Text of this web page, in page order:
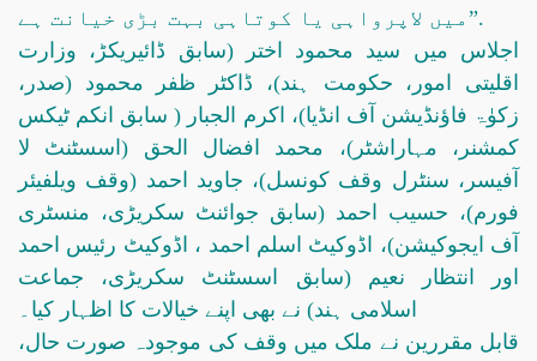
میں لاپرواہی یا کوتاہی بہت بڑی خیانت ہے”.
اجلاس میں سید محمود اختر (سابق ڈائیریکڑ، وزارت
اقلیتی امور، حکومت ہند)، ڈاکٹر ظفر محمود (صدر،
زکوٰۃ فاؤنڈیشن آف انڈیا)، اکرم الجبار ( سابق انکم ٹیکس
کمشنر، مہاراشٹر)، محمد افضال الحق (اسسٹنٹ لا
آفیسر، سنٹرل وقف کونسل)، جاوید احمد (وقف ویلفیئر
فورم)، حسیب احمد (سابق جوائنٹ سکریڑی، منسٹری
آف ایجوکیشن)، اڈوکیٹ اسلم احمد ، اڈوکیٹ رئیس احمد
اور انتظار نعیم (سابق اسسٹنٹ سکریڑی، جماعت
اسلامی ہند) نے بھی اپنے خیالات کا اظہار کیا۔
قابل مقررین نے ملک میں وقف کی موجودہ صورت حال،